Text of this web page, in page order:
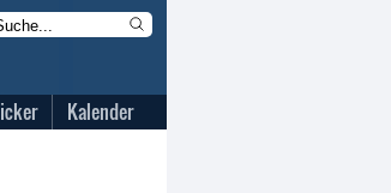
Kalender